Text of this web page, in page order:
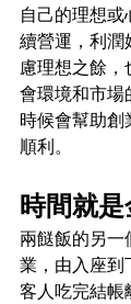
自己的理想
續營運，利潤
慮理想之餘，
會環境和市場
時候會幫助創
順利。
時間就
兩餸飯的另一
業，由入座到
客人吃完結帳